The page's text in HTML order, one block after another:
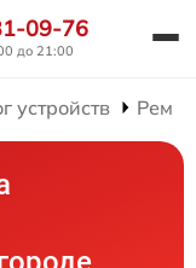
09-76
до 21:00
устройств